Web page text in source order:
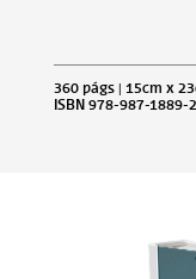
360 págs | 15cm x
ISBN 978-987-1889-